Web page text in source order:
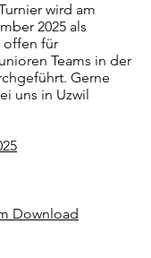
wird am
2025 als
offen für
Teams in der
Gerne
uns in Uzwil
Download